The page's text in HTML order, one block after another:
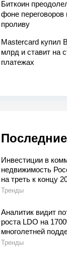
Биткоин
фоне
проливу
Mastercard купил
млрд и ставит на
платежах
Инвестиции в
недвижимость
на треть к концу
Тренды
Аналитик видит
роста LDO на
многолетней
Тренды